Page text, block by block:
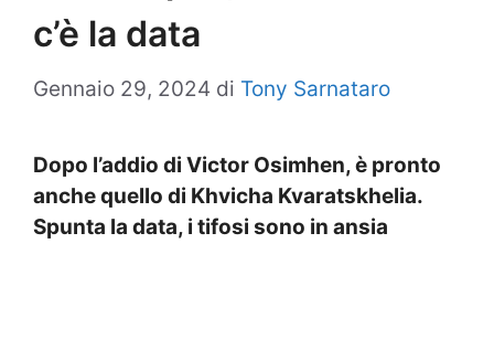
c’è la data
Gennaio 29, 2024 di Tony Sarnataro
Dopo l’addio di Victor Osimhen, è pronto
anche quello di Khvicha Kvaratskhelia.
Spunta la data, i tifosi sono in ansia